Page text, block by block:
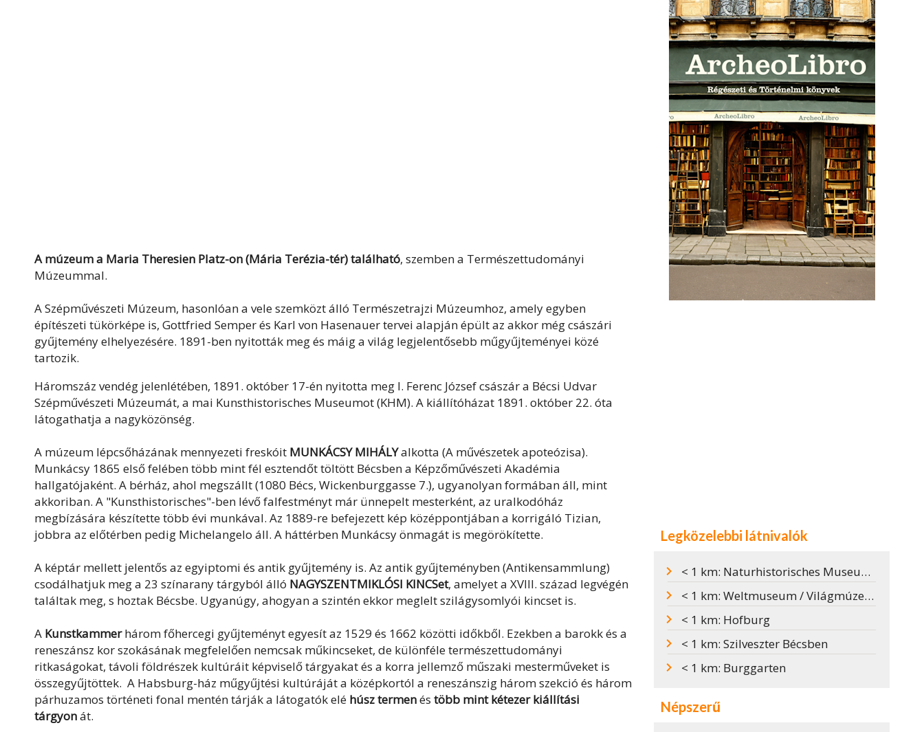
A múzeum a Maria Theresien Platz-on (Mária Terézia-tér) található, szemben a Természettudományi
Múzeummal.
A Szépművészeti Múzeum, hasonlóan a vele szemközt álló Természetrajzi Múzeumhoz, amely egyben
építészeti tükörképe is, Gottfried Semper és Karl von Hasenauer tervei alapján épült az akkor még császári
gyűjtemény elhelyezésére. 1891-ben nyitották meg és máig a világ legjelentősebb műgyűjteményei közé
tartozik.
Háromszáz vendég jelenlétében, 1891. október 17-én nyitotta meg I. Ferenc József császár a Bécsi Udvar
Szépművészeti Múzeumát, a mai Kunsthistorisches Museumot (KHM). A kiállítóházat 1891. október 22. óta
látogathatja a nagyközönség.
A múzeum lépcsőházának mennyezeti freskóit MUNKÁCSY MIHÁLYalkotta (A művészetek apoteózisa).
Munkácsy 1865 első felében több mint fél esztendőt töltött Bécsben a Képzőművészeti Akadémia
hallgatójaként. A bérház, ahol megszállt (1080 Bécs, Wickenburggasse 7.), ugyanolyan formában áll, mint
akkoriban. A "Kunsthistorisches"-ben lévő falfestményt már ünnepelt mesterként, az uralkodóház
megbízására készítette több évi munkával. Az 1889-re befejezett kép középpontjában a korrigáló Tizian,
jobbra az előtérben pedig Michelangelo áll. A háttérben Munkácsy önmagát is megörökítette.
A képtár mellett jelentős az egyiptomi és antik gyűjtemény is. Az antik gyűjteményben (Antikensammlung)
csodálhatjuk meg a 23 színarany tárgyból álló NAGYSZENTMIKLÓSI KINCSet, amelyet a XVIII. század legvégén
találtak meg, s hoztak Bécsbe. Ugyanúgy, ahogyan a szintén ekkor meglelt szilágysomlyói kincset is.
A Kunstkammerhárom főhercegi gyűjteményt egyesít az 1529 és 1662 közötti időkből. Ezekben a barokk és a
reneszánsz kor szokásának megfelelően nemcsak műkincseket, de különféle természettudományi
ritkaságokat, távoli földrészek kultúráit képviselő tárgyakat és a korra jellemző műszaki mesterműveket is
összegyűjtöttek. A Habsburg-ház műgyűjtési kultúráját a középkortól a reneszánszig három szekció és három
párhuzamos történeti fonal mentén tárják a látogatók elé húsz termenés több mint kétezer kiállítási
tárgyonát.
Legközelebbi látnivalók
< 1 km: Naturhistorisches Museum / Természettudományi Múzeum
< 1 km: Weltmuseum / Világmúzeum
< 1 km: Hofburg
< 1 km: Szilveszter Bécsben
< 1 km: Burggarten
Népszerű